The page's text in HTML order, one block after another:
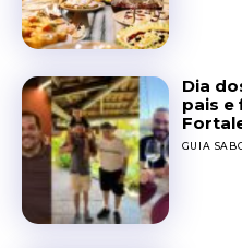
Dia
pais e
GUIA